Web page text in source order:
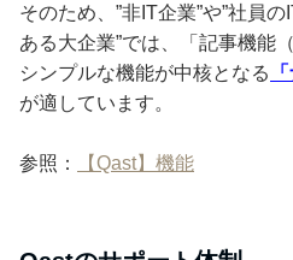
そのため、”非IT企業”や”社員
ある大企業”では、「記事機能
シンプルな機能が中核となる
が適しています。
参照： 【Qast】機能